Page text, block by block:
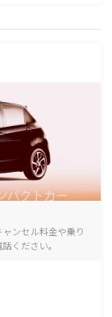
ンセル料金や乗り
ください。